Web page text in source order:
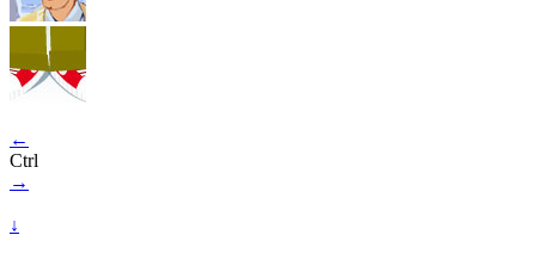
←
Ctrl
→
↓